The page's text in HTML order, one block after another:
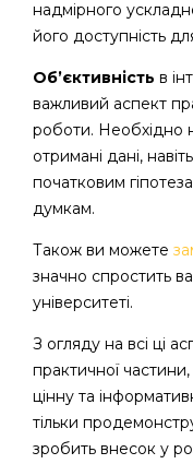
надмірного
його доступність
Об’єктивність в
важливий аспект
роботи. Необхідно
отримані дані,
початковим
думкам.
Також ви можете
значно спростить
університеті.
З огляду на всі ці
практичної
цінну та
тільки
зробить внесок у